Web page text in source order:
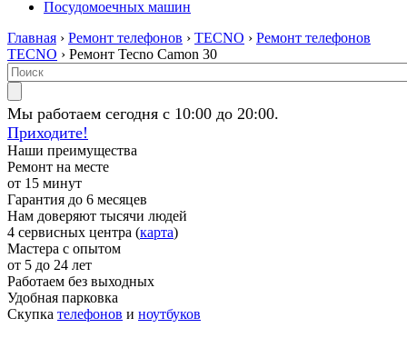
Посудомоечных машин
Главная › Ремонт телефонов › TECNO › Ремонт телефонов
TECNO › Ремонт Tecno Camon 30
Мы работаем сегодня с 10:00 до 20:00.
Приходите!
Наши преимущества
Ремонт на месте
от 15 минут
Гарантия до 6 месяцев
Нам доверяют тысячи людей
4 сервисных центра (карта)
Мастера с опытом
от 5 до 24 лет
Работаем без выходных
Удобная парковка
Скупка телефонов и ноутбуков